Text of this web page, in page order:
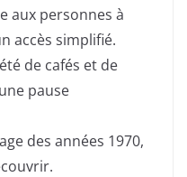
aux personnes à
accès simplifié.
de cafés et de
pause
des années 1970,